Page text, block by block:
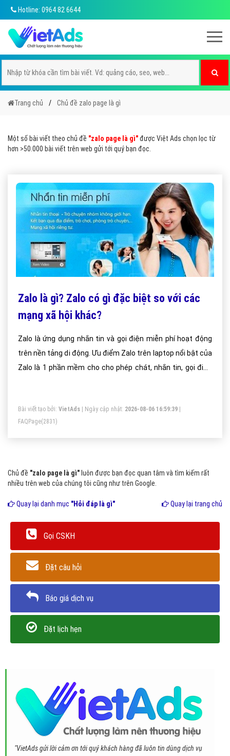
Hotline: 0964 82 6644
Trang chủ Chủ đề zalo page là gì
Một số bài viết theo chủ đề "zalo page là gì"được Việt Ads chọn lọc từ
hơn >50.000 bài viết trên web gửi tới quý bạn đọc.
Zalo là gì? Zalo có gì đặc biệt so với các
mạng xã hội khác?
Zalo là ứng dụng nhắn tin và gọi điện miễn phí hoạt động
trên nền tảng di động. Ưu điểm Zalo trên laptop nổi bật của
Zalo là 1 phần mềm cho cho phép chát, nhắn tin, gọi điện
đã phát triển được 1 mạng xã hội có người dùng rộng rãi,
phổ biến. Nó là phần mềm tìm kiếm tình yêu hữu hiệu nhất.
Bài viết tạo bởi: VietAds | Ngày cập nhật: 2026-08-06 16:59:39
FAQPage(2831)
Chủ đề "zalo page là gì" luôn được bạn đọc quan tâm và tìm kiếm rất
nhiều trên web của chúng tôi cũng như trên Google.
Quay lại danh mục "Hỏi đáp là gì" Quay lại trang chủ
Gọi CSKH
Đặt câu hỏi
Báo giá dịch vụ
Đặt lịch hẹn
"VietAds gửi lời cảm ơn tới quý khách hàng đã luôn tin dùng dịch vụ